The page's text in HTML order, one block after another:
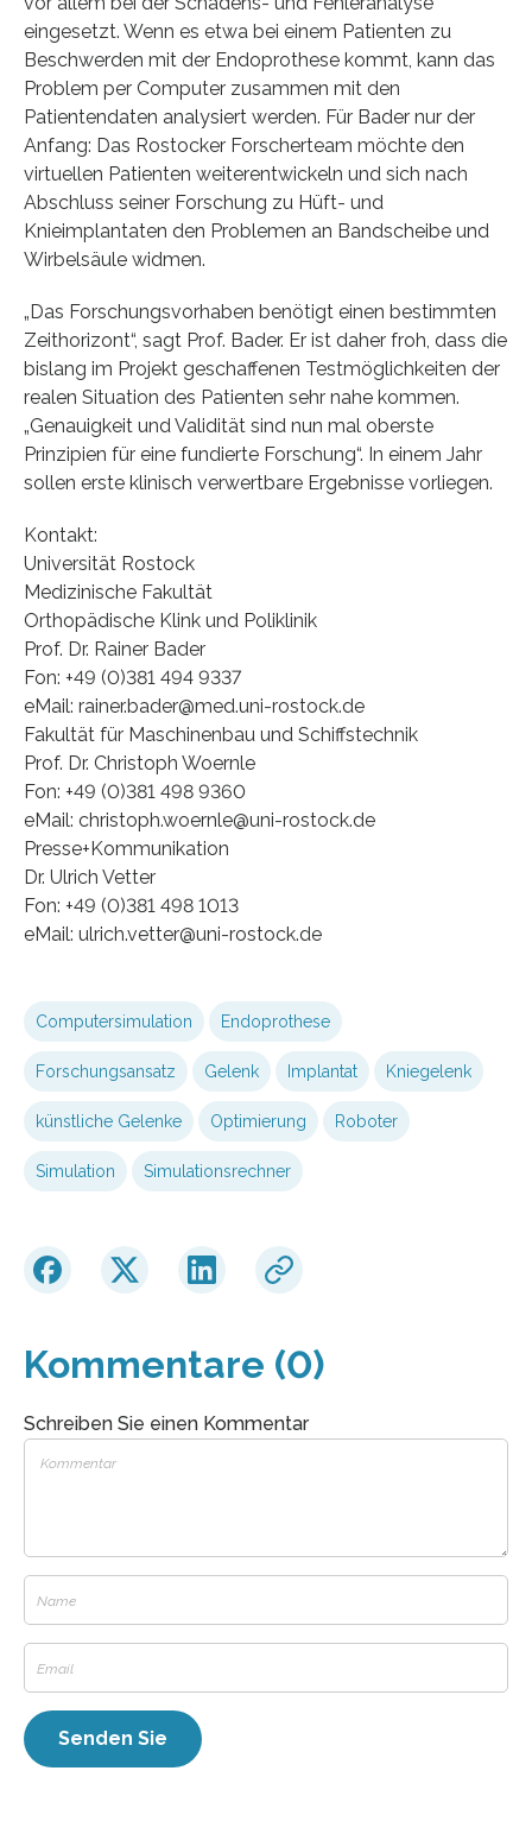
eingesetzt. Wenn es etwa bei einem Patienten zu
Beschwerden mit der Endoprothese kommt, kann das
Problem per Computer zusammen mit den
Patientendaten analysiert werden. Für Bader nur der
Anfang: Das Rostocker Forscherteam möchte den
virtuellen Patienten weiterentwickeln und sich nach
Abschluss seiner Forschung zu Hüft- und
Knieimplantaten den Problemen an Bandscheibe und
Wirbelsäule widmen.
„Das Forschungsvorhaben benötigt einen bestimmten
Zeithorizont“, sagt Prof. Bader. Er ist daher froh, dass die
bislang im Projekt geschaffenen Testmöglichkeiten der
realen Situation des Patienten sehr nahe kommen.
„Genauigkeit und Validität sind nun mal oberste
Prinzipien für eine fundierte Forschung“. In einem Jahr
sollen erste klinisch verwertbare Ergebnisse vorliegen.
Kontakt:
Universität Rostock
Medizinische Fakultät
Orthopädische Klink und Poliklinik
Prof. Dr. Rainer Bader
Fon: +49 (0)381 494 9337
eMail: rainer.bader@med.uni-rostock.de
Fakultät für Maschinenbau und Schiffstechnik
Prof. Dr. Christoph Woernle
Fon: +49 (0)381 498 9360
eMail: christoph.woernle@uni-rostock.de
Presse+Kommunikation
Dr. Ulrich Vetter
Fon: +49 (0)381 498 1013
eMail: ulrich.vetter@uni-rostock.de
Computersimulation Endoprothese
Forschungsansatz Gelenk Implantat Kniegelenk
künstliche Gelenke Optimierung Roboter
Simulation Simulationsrechner
Kommentare (0)
Schreiben Sie einen Kommentar